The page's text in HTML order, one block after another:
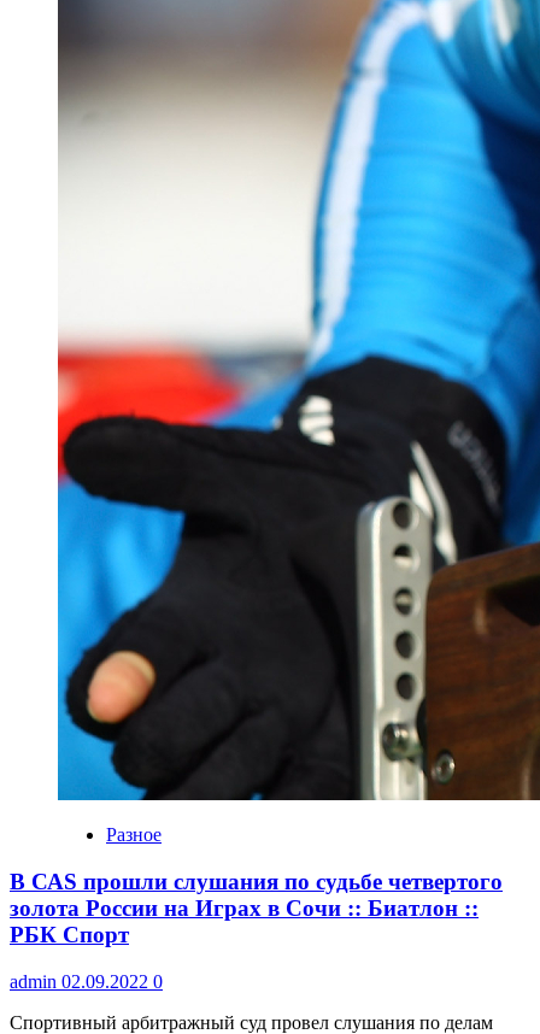
Разное
В САS прошли слушания по судьбе четвертого
золота России на Играх в Сочи :: Биатлон ::
РБК Спорт
admin 02.09.2022 0
Спортивный арбитражный суд провел слушания по делам